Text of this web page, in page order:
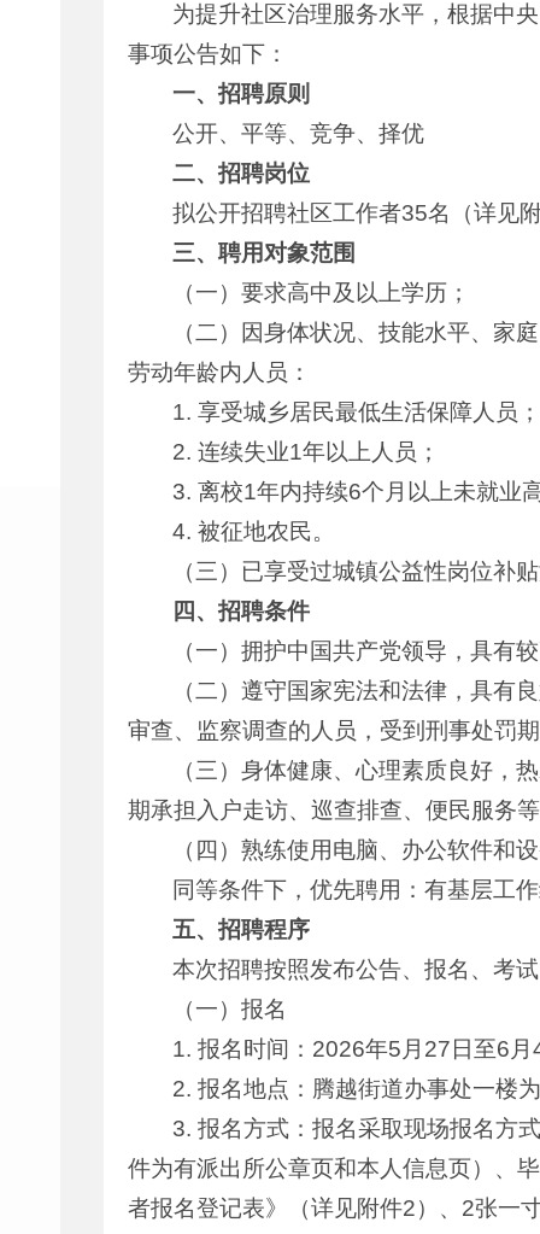
为提升社区治理服务水平，根据中
事项公告如下：
一、招聘原则
公开、平等、竞争、择优
二、招聘岗位
拟公开招聘社区工作者35名（详见
三、聘用对象范围
（一）要求高中及以上学历；
（二）因身体状况、技能水平、家
劳动年龄内人员：
1. 享受城乡居民最低生活保障人员
2. 连续失业1年以上人员；
3. 离校1年内持续6个月以上未就业
4. 被征地农民。
（三）已享受过城镇公益性岗位补
四、招聘条件
（一）拥护中国共产党领导，具有
（二）遵守国家宪法和法律，具有
审查、监察调查的人员，受到刑事处罚
（三）身体健康、心理素质良好，
期承担入户走访、巡查排查、便民服务
（四）熟练使用电脑、办公软件和
同等条件下，优先聘用：有基层工
五、招聘程序
本次招聘按照发布公告、报名、考
（一）报名
1. 报名时间：2026年5月27日至6
2. 报名地点：腾越街道办事处一楼
3. 报名方式：报名采取现场报名方
件为有派出所公章页和本人信息页）、
者报名登记表》（详见附件2）、2张一